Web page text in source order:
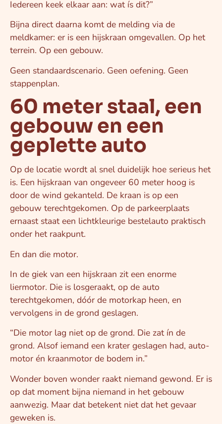
Iedereen keek elkaar aan: wat ís dit?”
Bijna direct daarna komt de melding via de
meldkamer: er is een hijskraan omgevallen. Op het
terrein. Op een gebouw.
Geen standaardscenario. Geen oefening. Geen
stappenplan.
60 meter staal, een
gebouw en een
geplette auto
Op de locatie wordt al snel duidelijk hoe serieus het
is. Een hijskraan van ongeveer 60 meter hoog is
door de wind gekanteld. De kraan is op een
gebouw terechtgekomen. Op de parkeerplaats
ernaast staat een lichtkleurige bestelauto praktisch
onder het raakpunt.
En dan die motor.
In de giek van een hijskraan zit een enorme
liermotor. Die is losgeraakt, op de auto
terechtgekomen, dóór de motorkap heen, en
vervolgens in de grond geslagen.
“Die motor lag niet op de grond. Die zat ín de
grond. Alsof iemand een krater geslagen had, auto-
motor én kraanmotor de bodem in.”
Wonder boven wonder raakt niemand gewond. Er is
op dat moment bijna niemand in het gebouw
aanwezig. Maar dat betekent niet dat het gevaar
geweken is.